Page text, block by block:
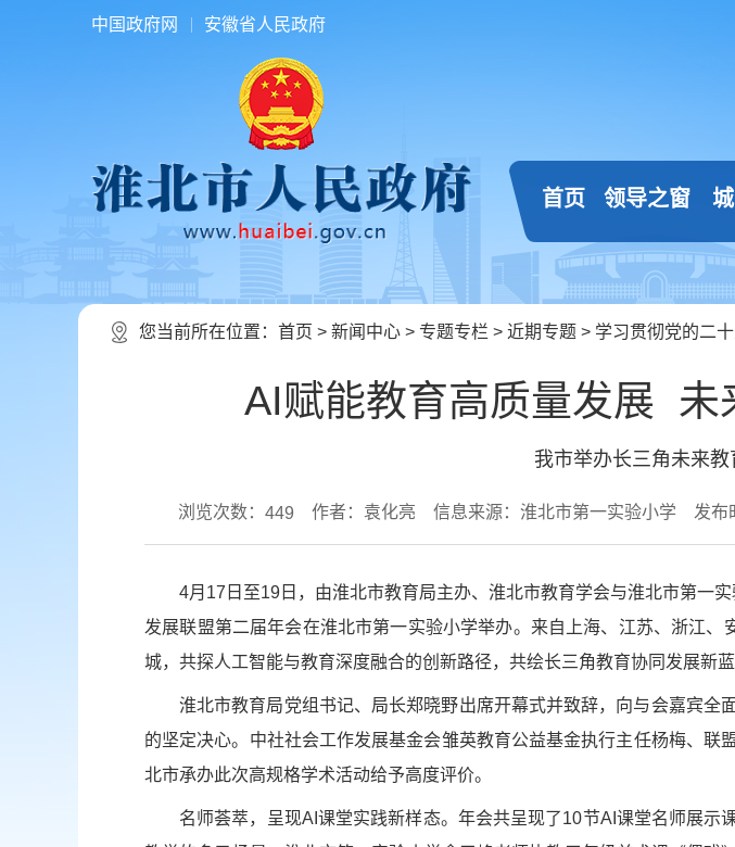
中国政府网 安徽省人民政府
首页 领导之窗
您当前所在位置： 首页 > 新闻中心 > 专题专栏 > 近期专题 > 学习贯彻党的二
AI赋能教育高质量发展 未
我市举办长三角未来
浏览次数： 449 作者：袁化亮 信息来源：淮北市第一实验小学 发布
4月17日至19日，由淮北市教育局主办、淮北市教育学会与淮北市第一
发展联盟第二届年会在淮北市第一实验小学举办。来自上海、江苏、浙江
城，共探人工智能与教育深度融合的创新路径，共绘长三角教育协同发展新蓝
淮北市教育局党组书记、局长郑晓野出席开幕式并致辞，向与会嘉宾
的坚定决心。中社社会工作发展基金会雏英教育公益基金执行主任杨梅、
北市承办此次高规格学术活动给予高度评价。
名师荟萃，呈现AI课堂实践新样态。年会共呈现了10节AI课堂名师展